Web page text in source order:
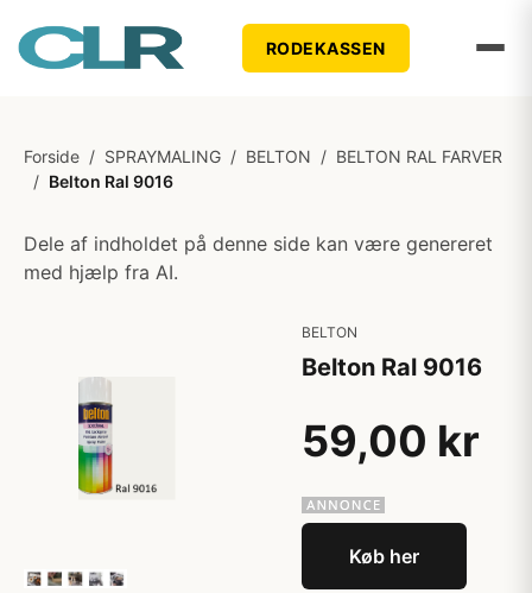
RODEKASSEN
Forside / SPRAYMALING / BELTON / BELTON RAL FARVER
/ Belton Ral 9016
Dele af indholdet på denne side kan være genereret
med hjælp fra AI.
BELTON
Belton Ral 9016
59,00 kr
Køb her